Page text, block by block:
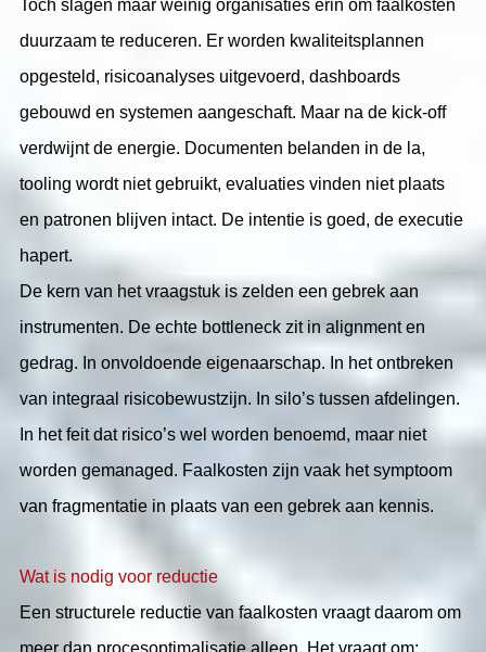
Toch slagen maar weinig organisaties erin om faalkosten
duurzaam te reduceren. Er worden kwaliteitsplannen
opgesteld, risicoanalyses uitgevoerd, dashboards
gebouwd en systemen aangeschaft. Maar na de kick-off
verdwijnt de energie. Documenten belanden in de la,
tooling wordt niet gebruikt, evaluaties vinden niet plaats
en patronen blijven intact. De intentie is goed, de executie
hapert.
De kern van het vraagstuk is zelden een gebrek aan
instrumenten. De echte bottleneck zit in alignment en
gedrag. In onvoldoende eigenaarschap. In het ontbreken
van integraal risicobewustzijn. In silo’s tussen afdelingen.
In het feit dat risico’s wel worden benoemd, maar niet
worden gemanaged. Faalkosten zijn vaak het symptoom
van fragmentatie in plaats van een gebrek aan kennis.
Wat is nodig voor reductie
Een structurele reductie van faalkosten vraagt daarom om
meer dan procesoptimalisatie alleen. Het vraagt om: